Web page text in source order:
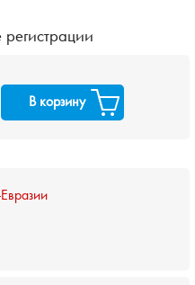
В корзину